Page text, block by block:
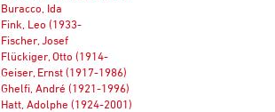
Buracco, Ida
Fink, Leo (1933-
Fischer, Josef
Flückiger, Otto (1914-
Geiser, Ernst (1917-1986)
Ghelfi, André (1921-1996)
Hatt, Adolphe (1924-2001)